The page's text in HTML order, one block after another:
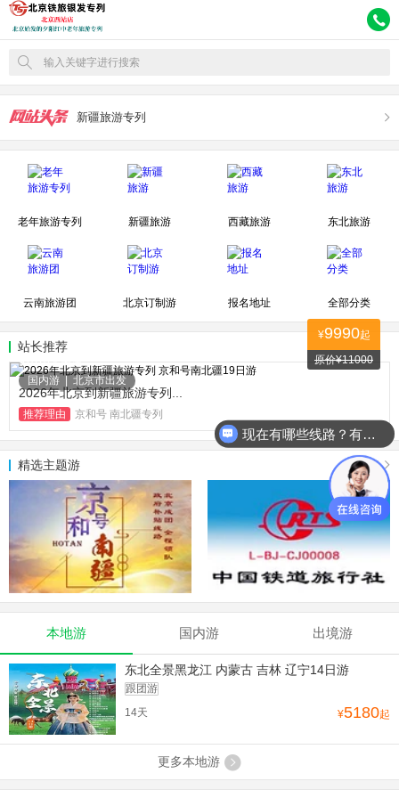
输入关键字进行搜索
新疆旅游专列
老年旅游专列 新疆旅游 西藏旅游 东北旅游
云南旅游团 北京订制游 报名地址 全部分类
站长推荐
国内游 北京市出发
97010人关注
¥9990起
原价¥11000
2026年北京到新疆旅游专列...
推荐理由 京和号 南北疆专列
精选主题游 更多
本地游 国内游 出境游
东北全景黑龙江 内蒙古 吉林 辽宁14日游
跟团游
14天
¥5180起
更多本地游
现在有哪些线路？有详细行程吗？